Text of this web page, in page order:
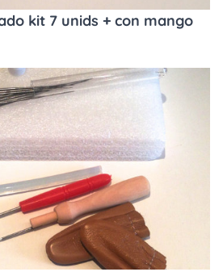
kit 7 unids + con mango